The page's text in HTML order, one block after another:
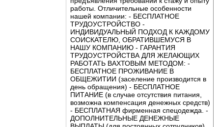
работы. Отличительные особенности
нашей компании: - БЕСПЛАТНОЕ
ТРУДОУСТРОЙСТВО -
ИНДИВИДУАЛЬНЫЙ ПОДХОД К КАЖДОМУ
СОИСКАТЕЛЮ, ОБРАТИВШЕМУСЯ В
НАШУ КОМПАНИЮ - ГАРАНТИЯ
ТРУДОУСТРОЙСТВА ДЛЯ ЖЕЛАЮЩИХ
РАБОТАТЬ ВАХТОВЫМ МЕТОДОМ: -
БЕСПЛАТНОЕ ПРОЖИВАНИЕ В
ОБЩЕЖИТИИ (заселение производится в
день обращения) - БЕСПЛАТНОЕ
ПИТАНИЕ (в случае отсутствия питания,
возможна компенсация денежных средств)
- БЕСПЛАТНАЯ фирменная спецодежда. -
ДОПОЛНИТЕЛЬНЫЕ ДЕНЕЖНЫЕ